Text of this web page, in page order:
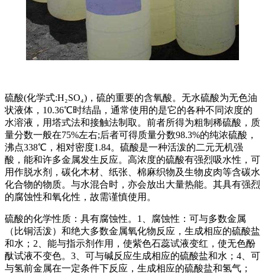
硫酸(化学式:H₂SO₄)，硫的重要的含氧酸。无水硫酸为无色油
状液体，10.36℃时结晶，通常使用的是它的各种不同浓度的
水溶液，用塔式法和接触法制取。前者所得为粗制稀硫酸，质
量分数一般在75%左右;后者可得质量分数98.3%的纯浓硫酸，
沸点338℃，相对密度1.84。硫酸是一种活泼的二元无机强
酸，能和许多金属发生反应。高浓度的硫酸有强烈吸水性，可
用作脱水剂，碳化木材、纸张、棉麻织物及生物皮肉等含碳水
化合物的物质。与水混合时，亦会放出大量热能。其具有强烈
的腐蚀性和氧化性，故需谨慎使用。
硫酸的化学性质：具有腐蚀性。1、腐蚀性：可与多数金属
（比铜活泼）和绝大多数金属氧化物反应，生成相应的硫酸盐
和水；2、能与指示剂作用，使紫色石蕊试液变红，使无色酚
酞试液不变色。3、可与碱反应生成相应的硫酸盐和水；4、可
与氢前金属在一定条件下反应，生成相应的硫酸盐和氢气；